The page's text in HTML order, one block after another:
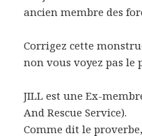
ancien membre des
Corrigez cette
non vous voyez pas le
JILL est une Ex-
And Rescue Service).
Comme dit le